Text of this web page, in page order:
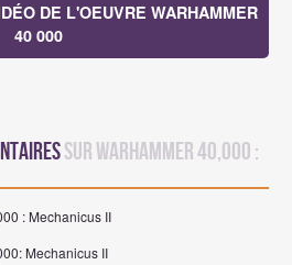
DE L'OEUVRE WARHAMMER
40 000
sur Warhammer 40,000 :
: Mechanicus II
Mechanicus II